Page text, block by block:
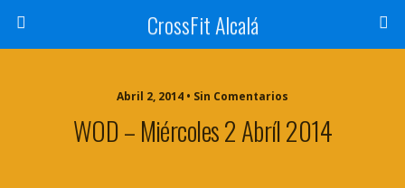
CrossFit Alcalá
Abril 2, 2014 • Sin Comentarios
WOD – Miércoles 2 Abríl 2014